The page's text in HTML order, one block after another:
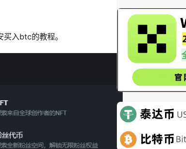
入btc的教程。